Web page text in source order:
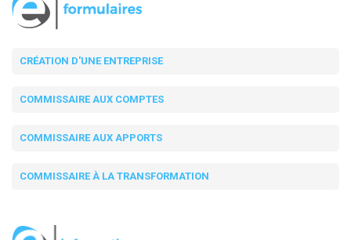
CRÉATION D'UNE ENTREPRISE
COMMISSAIRE AUX COMPTES
COMMISSAIRE AUX APPORTS
COMMISSAIRE À LA TRANSFORMATION